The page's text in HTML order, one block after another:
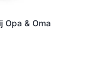
Opa & Oma